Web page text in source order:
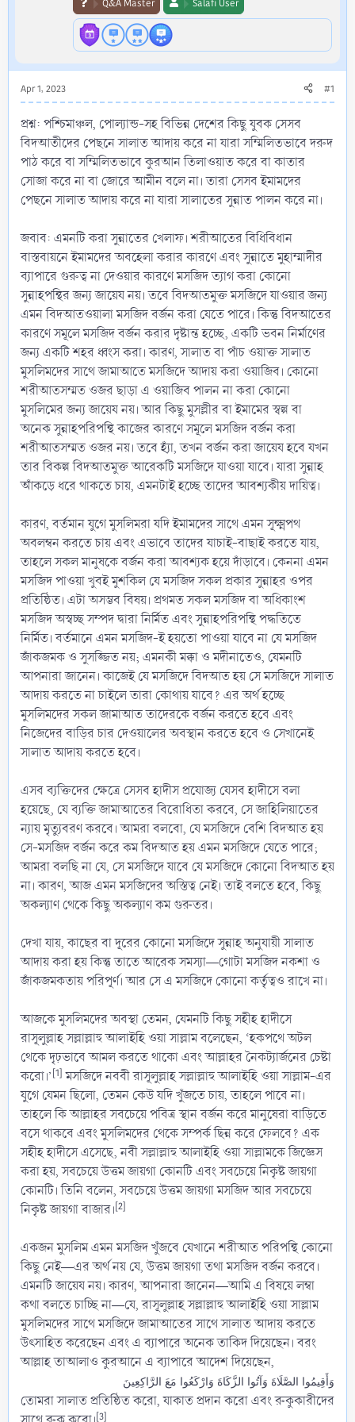
Q&A Master
Salafi User
Apr 1, 2023 #1
প্রশ্ন: পশ্চিমাঞ্চল, পোল্যান্ড-সহ বিভিন্ন দেশের কিছু যুবক সেসব
বিদআতীদের পেছনে সালাত আদায় করে না যারা সম্মিলিতভাবে দরুদ
পাঠ করে বা সম্মিলিতভাবে কুরআন তিলাওয়াত করে বা কাতার
সোজা করে না বা জোরে আমীন বলে না। তারা সেসব ইমামদের
পেছনে সালাত আদায় করে না যারা সালাতের সুন্নাত পালন করে না।
জবাব: এমনটি করা সুন্নাতের খেলাফ। শরীআতের বিধিবিধান
বাস্তবায়নে ইমামদের অবহেলা করার কারণে এবং সুন্নাতে মুহাম্মাদীর
ব্যাপারে গুরুত্ব না দেওয়ার কারণে মসজিদ ত্যাগ করা কোনো
সুন্নাহপন্থির জন্য জায়েয নয়। তবে বিদআতমুক্ত মসজিদে যাওয়ার জন্য
এমন বিদআতওয়ালা মসজিদ বর্জন করা যেতে পারে। কিন্তু বিদআতের
কারণে সমূলে মসজিদ বর্জন করার দৃষ্টান্ত হচ্ছে, একটি ভবন নির্মাণের
জন্য একটি শহর ধ্বংস করা। কারণ, সালাত বা পাঁচ ওয়াক্ত সালাত
মুসলিমদের সাথে জামাআতে মসজিদে আদায় করা ওয়াজিব। কোনো
শরীআতসম্মত ওজর ছাড়া এ ওয়াজিব পালন না করা কোনো
মুসলিমের জন্য জায়েয নয়। আর কিছু মুসল্লীর বা ইমামের স্বল্প বা
অনেক সুন্নাহপরিপন্থি কাজের কারণে সমূলে মসজিদ বর্জন করা
শরীআতসম্মত ওজর নয়। তবে হ্যাঁ, তখন বর্জন করা জায়েয হবে যখন
তার বিকল্প বিদআতমুক্ত আরেকটি মসজিদে যাওয়া যাবে। যারা সুন্নাহ
আঁকড়ে ধরে থাকতে চায়, এমনটাই হচ্ছে তাদের আবশ্যকীয় দায়িত্ব।
কারণ, বর্তমান যুগে মুসলিমরা যদি ইমামদের সাথে এমন সূক্ষ্মপথ
অবলম্বন করতে চায় এবং এভাবে তাদের যাচাই-বাছাই করতে যায়,
তাহলে সকল মানুষকে বর্জন করা আবশ্যক হয়ে দাঁড়াবে। কেননা এমন
মসজিদ পাওয়া খুবই মুশকিল যে মসজিদ সকল প্রকার সুন্নাহর ওপর
প্রতিষ্ঠিত। এটা অসম্ভব বিষয়। প্রথমত সকল মসজিদ বা অধিকাংশ
মসজিদ অস্বচ্ছ সম্পদ দ্বারা নির্মিত এবং সুন্নাহপরিপন্থি পদ্ধতিতে
নির্মিত। বর্তমানে এমন মসজিদ-ই হয়তো পাওয়া যাবে না যে মসজিদ
জাঁকজমক ও সুসজ্জিত নয়; এমনকী মক্কা ও মদীনাতেও, যেমনটি
আপনারা জানেন। কাজেই যে মসজিদে বিদআত হয় সে মসজিদে সালাত
আদায় করতে না চাইলে তারা কোথায় যাবে? এর অর্থ হচ্ছে
মুসলিমদের সকল জামাআত তাদেরকে বর্জন করতে হবে এবং
নিজেদের বাড়ির চার দেওয়ালের অবস্থান করতে হবে ও সেখানেই
সালাত আদায় করতে হবে।
এসব ব্যক্তিদের ক্ষেত্রে সেসব হাদীস প্রযোজ্য যেসব হাদীসে বলা
হয়েছে, যে ব্যক্তি জামাআতের বিরোধিতা করবে, সে জাহিলিয়াতের
ন্যায় মৃত্যুবরণ করবে। আমরা বলবো, যে মসজিদে বেশি বিদআত হয়
সে-মসজিদ বর্জন করে কম বিদআত হয় এমন মসজিদে যেতে পারে;
আমরা বলছি না যে, সে মসজিদে যাবে যে মসজিদে কোনো বিদআত হয়
না। কারণ, আজ এমন মসজিদের অস্তিত্ব নেই। তাই বলতে হবে, কিছু
অকল্যাণ থেকে কিছু অকল্যাণ কম গুরুতর।
দেখা যায়, কাছের বা দূরের কোনো মসজিদে সুন্নাহ অনুযায়ী সালাত
আদায় করা হয় কিন্তু তাতে আরেক সমস্যা―গোটা মসজিদ নকশা ও
জাঁকজমকতায় পরিপূর্ণ। আর সে এ মসজিদে কোনো কর্তৃত্বও রাখে না।
আজকে মুসলিমদের অবস্থা তেমন, যেমনটি কিছু সহীহ হাদীসে
রাসূলুল্লাহ সল্লাল্লাহু আলাইহি ওয়া সাল্লাম বলেছেন, ‘হকপথে অটল
থেকে দৃঢ়ভাবে আমল করতে থাকো এবং আল্লাহর নৈকট্যার্জনের চেষ্টা
করো।’[1] মসজিদে নববী রাসূলুল্লাহ সল্লাল্লাহু আলাইহি ওয়া সাল্লাম-এর
যুগে যেমন ছিলো, তেমন কেউ যদি খুঁজতে চায়, তাহলে পাবে না।
তাহলে কি আল্লাহর সবচেয়ে পবিত্র স্থান বর্জন করে মানুষেরা বাড়িতে
বসে থাকবে এবং মুসলিমদের থেকে সম্পর্ক ছিন্ন করে ফেলবে? এক
সহীহ হাদীসে এসেছে, নবী সল্লাল্লাহু আলাইহি ওয়া সাল্লামকে জিজ্ঞেস
করা হয়, সবচেয়ে উত্তম জায়গা কোনটি এবং সবচেয়ে নিকৃষ্ট জায়গা
কোনটি। তিনি বলেন, সবচেয়ে উত্তম জায়গা মসজিদ আর সবচেয়ে
নিকৃষ্ট জায়গা বাজার।[2]
একজন মুসলিম এমন মসজিদ খুঁজবে যেখানে শরীআত পরিপন্থি কোনো
কিছু নেই―এর অর্থ নয় যে, উত্তম জায়গা তথা মসজিদ বর্জন করবে।
এমনটি জায়েয নয়। কারণ, আপনারা জানেন―আমি এ বিষয়ে লম্বা
কথা বলতে চাচ্ছি না―যে, রাসূলুল্লাহ সল্লাল্লাহু আলাইহি ওয়া সাল্লাম
মুসলিমদের সাথে মসজিদে জামাআতের সাথে সালাত আদায় করতে
উৎসাহিত করেছেন এবং এ ব্যাপারে অনেক তাকিদ দিয়েছেন। বরং
আল্লাহ তাআলাও কুরআনে এ ব্যাপারে আদেশ দিয়েছেন,
وَأَقِيمُوا الصَّلَاةَ وَآتُوا الزَّكَاةَ وَارْكَعُوا مَعَ الرَّاكِعِينَ
তোমরা সালাত প্রতিষ্ঠিত করো, যাকাত প্রদান করো এবং রুকুকারীদের
[3]